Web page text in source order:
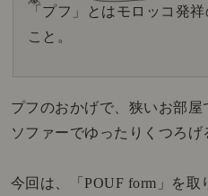
「プフ」とはモロッコ発
こと。
プフのおかげで、狭いお部屋
ソファーでゆったりくつろげ
今回は、「POUF form」を取